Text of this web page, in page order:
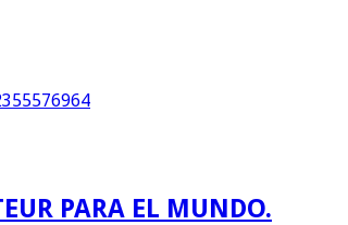
PARA EL MUNDO.